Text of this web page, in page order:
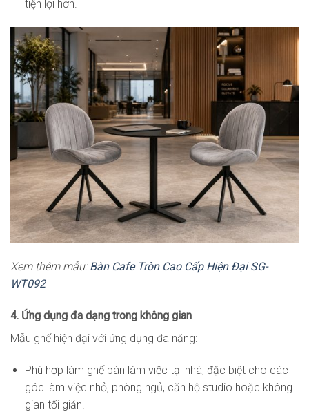
tiện lợi hơn.
Xem thêm mẫu: Bàn Cafe Tròn Cao Cấp Hiện Đại SG-
WT092
4. Ứng dụng đa dạng trong không gian
Mẫu ghế hiện đại với ứng dụng đa năng:
Phù hợp làm ghế bàn làm việc tại nhà, đặc biệt cho các
góc làm việc nhỏ, phòng ngủ, căn hộ studio hoặc không
gian tối giản.